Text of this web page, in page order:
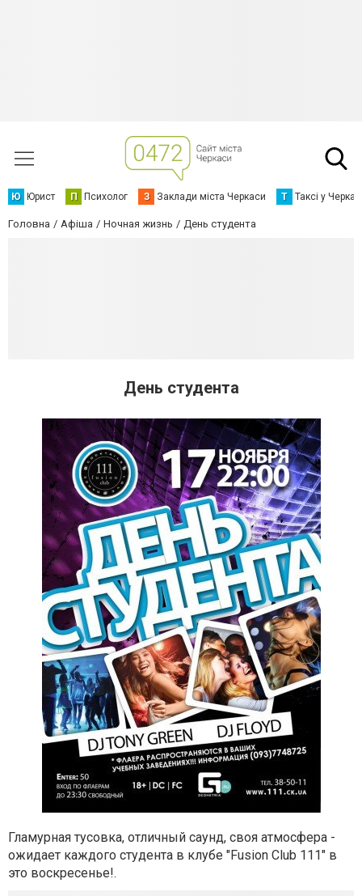
Ю Юрист П Психолог З Заклади міста Черкаси Т Таксі у
Головна Афіша Ночная жизнь День студента
День студента
Гламурная тусовка, отличный саунд, своя атмосфера -
ожидает каждого студента в клубе "Fusion Club 111" в
это воскресенье!.